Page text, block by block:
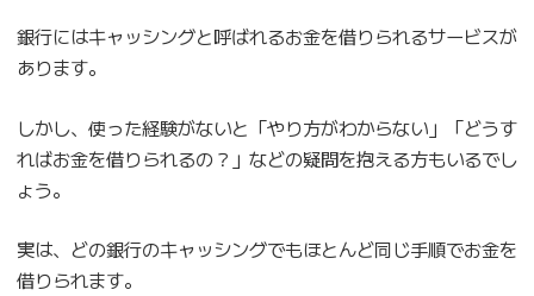
銀行にはキャッシングと呼ばれるお金を借りられるサービスが
あります。
しかし、使った経験がないと「やり方がわからない」「どうす
ればお金を借りられるの？」などの疑問を抱える方もいるでし
ょう。
実は、どの銀行のキャッシングでもほとんど同じ手順でお金を
借りられます。